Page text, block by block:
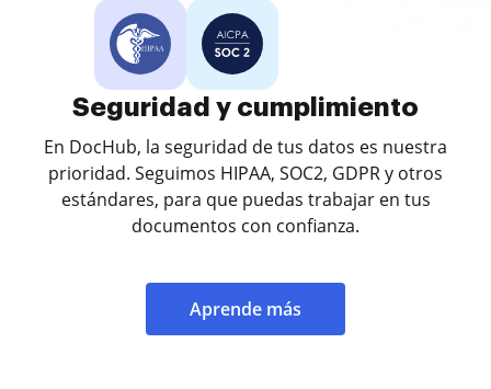
Seguridad y cumplimiento
En DocHub, la seguridad de tus datos es nuestra
prioridad. Seguimos HIPAA, SOC2, GDPR y otros
estándares, para que puedas trabajar en tus
documentos con confianza.
Aprende más